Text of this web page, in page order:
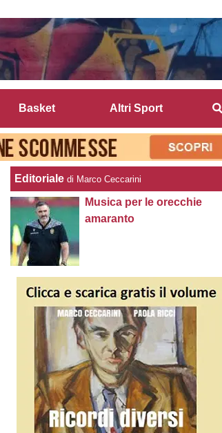
Basket Altri Sport
Editoriale di Marco Ceccarini
Musica per le orecchie
amaranto